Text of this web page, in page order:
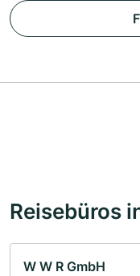
Reisebüros
W W R GmbH